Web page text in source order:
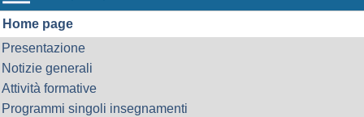
Home page
Presentazione
Notizie generali
Attività formative
Programmi singoli insegnamenti